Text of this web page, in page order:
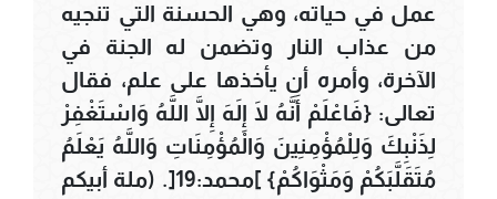
عمل في حياته، وهي الحسنة التي تنجيه
من عذاب النار وتضمن له الجنة في
الآخرة، وأمره أن يأخذها على علم، فقال
تعالى: {فَاعْلَمْ أَنَّهُ لَا إِلَهَ إِلَّا اللَّهُ وَاسْتَغْفِرْ
لِذَنْبِكَ وَلِلْمُؤْمِنِينَ وَالْمُؤْمِنَاتِ وَاللَّهُ يَعْلَمُ
مُتَقَلَّبَكُمْ وَمَثْوَاكُمْ} ]محمد:19[. (ملة أبيكم